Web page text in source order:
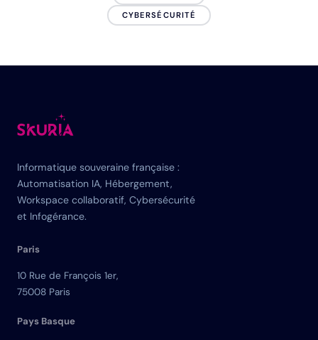
CYBERSÉCURITÉ
Informatique souveraine française :
Automatisation IA, Hébergement,
Workspace collaboratif, Cybersécurité
et Infogérance.
Paris
10 Rue de François 1er,
75008 Paris
Pays Basque